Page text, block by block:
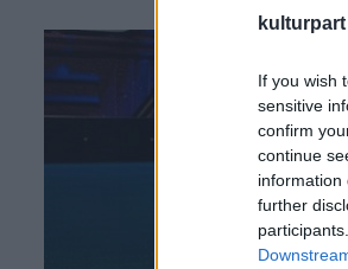
kulturpart
If you wish
sensitive
confirm
continue
information
further